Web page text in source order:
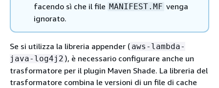
facendo sì che il file MANIFEST.MF venga
ignorato.
Se si utilizza la libreria appender ( aws-lambda-
java-log4j2 ), è necessario configurare anche un
trasformatore per il plugin Maven Shade. La libreria del
trasformatore combina le versioni di un file di cache